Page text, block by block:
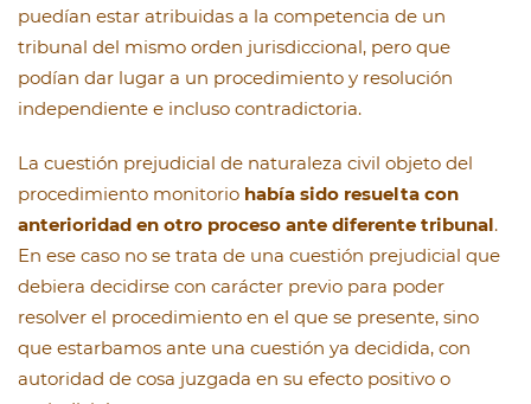
puedían estar atribuidas a la competencia de un
tribunal del mismo orden jurisdiccional, pero que
podían dar lugar a un procedimiento y resolución
independiente e incluso contradictoria.
La cuestión prejudicial de naturaleza civil objeto del
procedimiento monitorio había sido resuelta con
anterioridad en otro proceso ante diferente tribunal.
En ese caso no se trata de una cuestión prejudicial que
debiera decidirse con carácter previo para poder
resolver el procedimiento en el que se presente, sino
que estarbamos ante una cuestión ya decidida, con
autoridad de cosa juzgada en su efecto positivo o